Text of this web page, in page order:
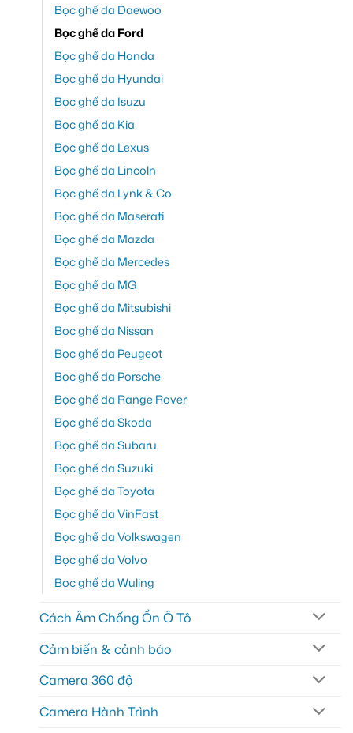
Bọc ghế da Daewoo
Bọc ghế da Ford
Bọc ghế da Honda
Bọc ghế da Hyundai
Bọc ghế da Isuzu
Bọc ghế da Kia
Bọc ghế da Lexus
Bọc ghế da Lincoln
Bọc ghế da Lynk & Co
Bọc ghế da Maserati
Bọc ghế da Mazda
Bọc ghế da Mercedes
Bọc ghế da MG
Bọc ghế da Mitsubishi
Bọc ghế da Nissan
Bọc ghế da Peugeot
Bọc ghế da Porsche
Bọc ghế da Range Rover
Bọc ghế da Skoda
Bọc ghế da Subaru
Bọc ghế da Suzuki
Bọc ghế da Toyota
Bọc ghế da VinFast
Bọc ghế da Volkswagen
Bọc ghế da Volvo
Bọc ghế da Wuling
Cách Âm Chống Ồn Ô Tô
Cảm biến & cảnh báo
Camera 360 độ
Camera Hành Trình